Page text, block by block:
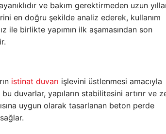
ve bakım gerektirmeden uzun
en doğru şekilde analiz ederek, kullanım
ile birlikte yapımın ilk aşamasından son
istinat duvarı işlevini üstlenmesi amacıyla
duvarlar, yapıların stabilitesini artırır ve
uygun olarak tasarlanan beton perde